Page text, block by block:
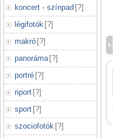
koncert - színpad [?]
légifotók [?]
makró [?]
panoráma [?]
portré [?]
riport [?]
sport [?]
szociofotók [?]